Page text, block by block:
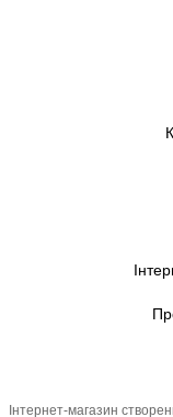
Інтернет-магазин